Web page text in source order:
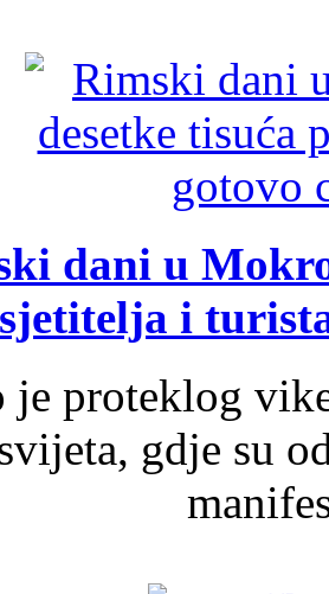
dani u
i
proteklog
gdje su